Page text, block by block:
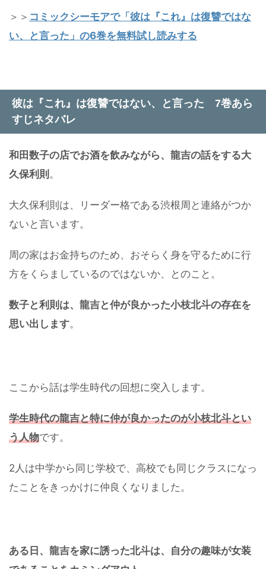
＞＞ コミックシーモアで「彼は『これ』は復讐ではな
い、と言った」の6巻を無料試し読みする
彼は『これ』は復讐ではない、と言った 7巻あら
すじネタバレ
和田数子の店でお酒を飲みながら、龍吉の話をする大
久保利則 。
大久保利則は、リーダー格である渋根周と連絡がつか
ないと言います。
周の家はお金持ちのため、おそらく身を守るために行
方をくらましているのではないか、とのこと。
数子と利則は、龍吉と仲が良かった小枝北斗の存在を
思い出します。
ここから話は学生時代の回想に突入します。
学生時代の龍吉と特に仲が良かったのが小枝北斗とい
う人物です。
2人は中学から同じ学校で、高校でも同じクラスになっ
たことをきっかけに仲良くなりました。
ある日、龍吉を家に誘った北斗は、自分の趣味が女装